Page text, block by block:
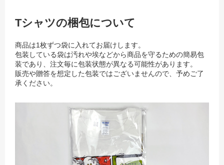
Tシャツの梱包について
商品は1枚ずつ袋に入れてお届けします。
包装している袋は汚れや埃などから商品を守るための簡易包
装であり、注文毎に包装状態が異なる可能性があります。
販売や贈答を想定した包装ではございませんので、予めご了
承ください。